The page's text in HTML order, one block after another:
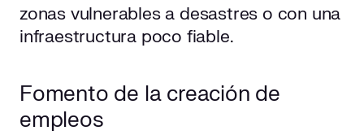
zonas vulnerables a desastres o con una
infraestructura poco fiable.
Fomento de la creación de
empleos